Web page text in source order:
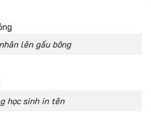
lên gấu bông
học sinh in tên